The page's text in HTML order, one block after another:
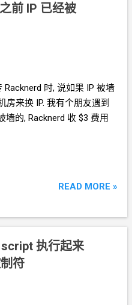
前 IP 已经被
Racknerd 时, 说如果 IP 被墙
房来换 IP. 我有个朋友遇到
墙的, Racknerd 收 $3 费用
READ MORE »
script 执行起来
符